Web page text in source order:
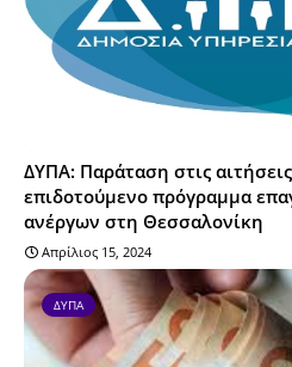
ΔΥΠΑ: Παράταση στις
επιδοτούμενο πρόγραμμα
ανέργων στη Θεσσαλονίκη
Απρίλιος 15, 2024
ΔΥΠΑ